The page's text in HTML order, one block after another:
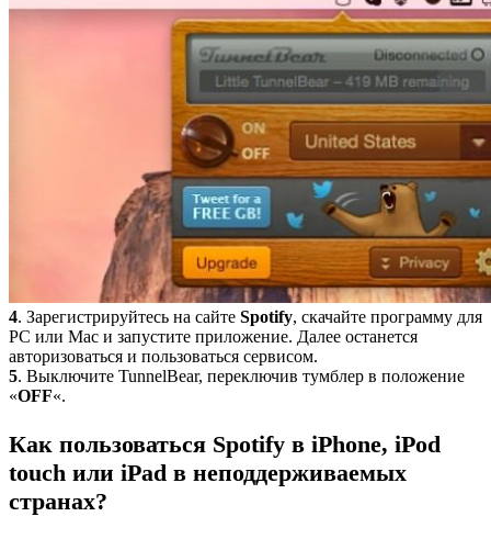
4. Зарегистрируйтесь на сайте Spotify, скачайте программу для
PC или Mac и запустите приложение. Далее останется
авторизоваться и пользоваться сервисом.
5. Выключите TunnelBear, переключив тумблер в положение
«OFF«.
Как пользоваться Spotify в iPhone, iPod
touch или iPad в неподдерживаемых
странах?